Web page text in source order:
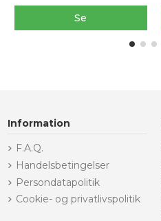
Se
Information
F.A.Q.
Handelsbetingelser
Persondatapolitik
Cookie- og privatlivspolitik